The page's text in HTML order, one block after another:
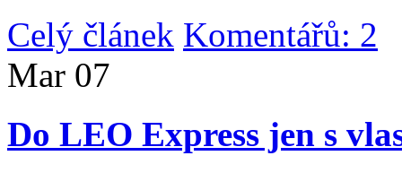
Celý článek Komentářů: 2
Mar 07
Do LEO Express jen s